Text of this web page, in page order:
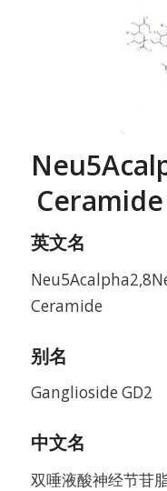
Ceramide
英文名
Ceramide
别名
Ganglioside GD2
中文名
双唾液酸神经节苷